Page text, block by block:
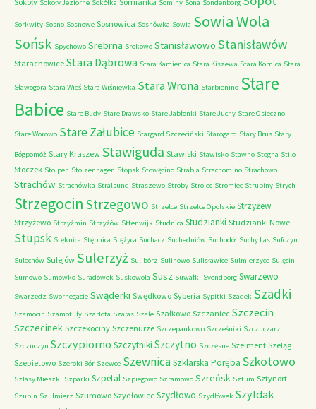
Sokoły Jeziorne Sokółka Sominy Sona Sondenborg
Sorkwity Sosno Sosnowe Sosnowica Sosnówka Sowia Sowia Wola
Sońsk Spychowo Srebrna Srokowo Stanisławowo Stanisławów
Starachowice Stara Dąbrowa Stara Kamienica Stara Kiszewa Stara Kornica Stara
Sławogóra Stara Wieś Stara Wiśniewka Stara Wrona Starbienino Stare
Babice Stare Budy Stare Drawsko Stare Jabłonki Stare Juchy Stare Osieczno
Stare Worowo Stare Załubice Stargard Szczeciński Starogard Stary Brus Stary
Bógpomóż Stary Kraszew Stawiguda Stawiski Stawisko Stawno Stegna Stilo
Stoczek Stolpen Stolzenhagen Stopsk Stowęcino Strabla Strachomino Strachowo
Strachów Strachówka Stralsund Straszewo Stroby Strojec Stromiec Strubiny Strych
Strzegocin Strzegowo Strzelce Strzelce Opolskie Strzyżew
Strzyżewo Strzyżmin Strzyżów Sttenwijk Studnica Studzianki Studzianki Nowe
Stupsk Stęknica Stępnica Stężyca Suchacz Suchedniów Suchodół Suchy Las Sufczyn
Sulechów Sulejów Sulerzyż Sulibórz Sulinowo Sulisławice Sulmierzyce Sulęcin
Sumowo Sumówko Suradówek Suskowola Susz Suwałki Svendborg Swarzewo
Swarzędz Swornegacie Swąderki Swędkowo Syberia Sypitki Szadek Szadki
Szamocin Szamotuły Szarlota Szałas Szałe Szałkowo Szczaniec Szczecin
Szczecinek Szczekociny Szczenurze Szczepankowo Szcześniki Szczuczarz
Szczuczyn Szczypiorno Szczytniki Szczytno Szczęsne Szelment Szeląg
Szepietowo Szeroki Bór Szewce SzewnicaSzklarska Poręba Szkotowo
Szlasy Mieszki Szparki Szpetal Szpiegowo Szramowo Szreńsk Sztum Sztynort
Szubin Szulmierz Szumowo Szydłowiec Szydłowo Szydłówek Szyldak